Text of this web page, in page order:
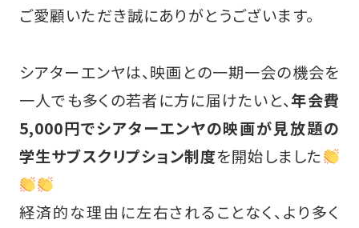
ご愛顧いただき誠にありがとうございます。
シアターエンヤは、映画との一期一会の機会を
一人でも多くの若者に方に届けたいと、年会費
5,000円でシアターエンヤの映画が見放題の
学生サブスクリプション制度を開始しました
経済的な理由に左右されることなく、より多く